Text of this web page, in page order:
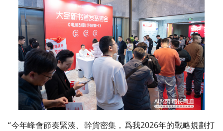
“今年峰會節奏緊湊、幹貨密集，爲我2026年的戰略規劃打